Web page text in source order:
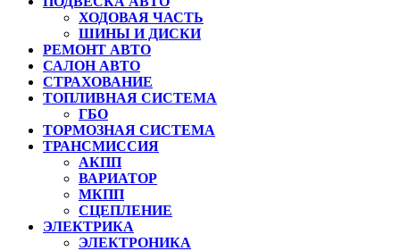
ХОДОВАЯ ЧАСТЬ
ШИНЫ И ДИСКИ
РЕМОНТ АВТО
САЛОН АВТО
СТРАХОВАНИЕ
ТОПЛИВНАЯ СИСТЕМА
ГБО
ТОРМОЗНАЯ СИСТЕМА
ТРАНСМИССИЯ
АКПП
ВАРИАТОР
МКПП
СЦЕПЛЕНИЕ
ЭЛЕКТРИКА
ЭЛЕКТРОНИКА